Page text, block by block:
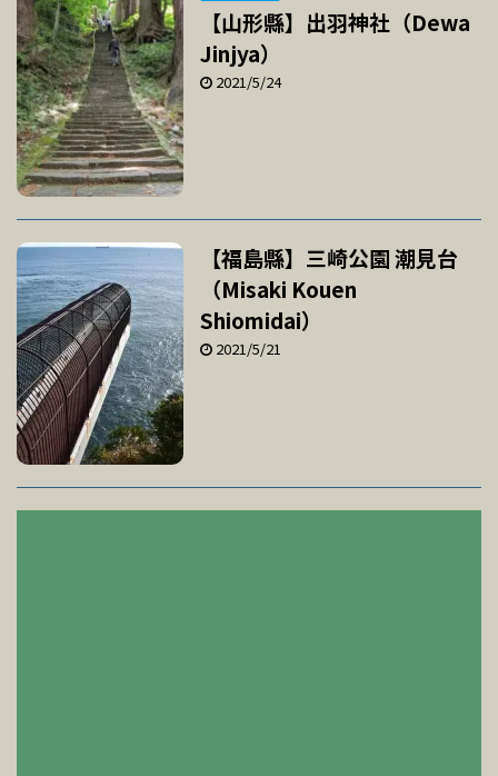
【山形縣】出羽神社（Dewa
Jinjya）
2021/5/24
【福島縣】三崎公園 潮見台
（Misaki Kouen
Shiomidai）
2021/5/21